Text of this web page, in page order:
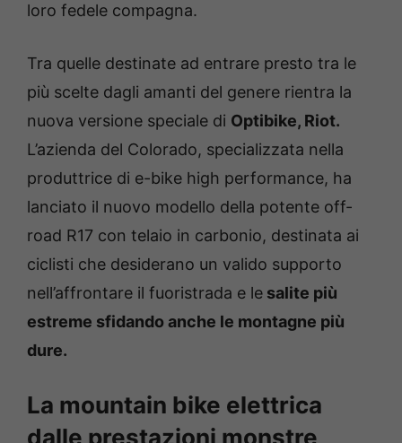
loro fedele compagna.
Tra quelle destinate ad entrare presto tra le
più scelte dagli amanti del genere rientra la
nuova versione speciale di Optibike, Riot.
L’azienda del Colorado, specializzata nella
produttrice di e-bike high performance, ha
lanciato il nuovo modello della potente off-
road R17 con telaio in carbonio, destinata ai
ciclisti che desiderano un valido supporto
nell’affrontare il fuoristrada e le salite più
estreme sfidando anche le montagne più
dure.
La mountain bike elettrica
dalle prestazioni monstre